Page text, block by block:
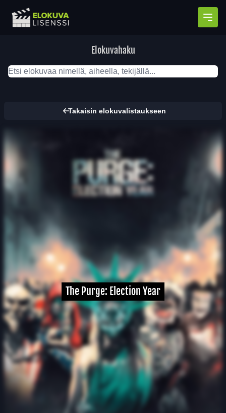
Elokuvahaku
Takaisin elokuvalistaukseen
The Purge: Election Year